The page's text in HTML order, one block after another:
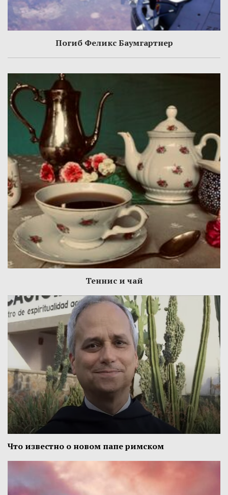
Погиб Феликс Баумгартнер
Теннис и чай
Что известно о новом папе римском